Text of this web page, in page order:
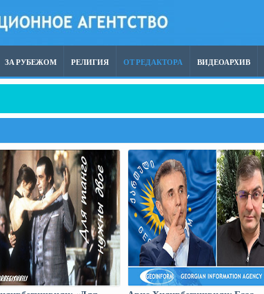
ЗА РУБЕЖОМ РЕЛИГИЯ ОТ РЕДАКТОРА ВИДЕОАРХИВ